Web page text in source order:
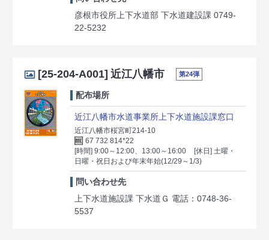
彦根市役所上下水道部 下水道建設課 0749-
22-5232
[25-204-A001] 近江八幡市 第24弾
配布場所
近江八幡市水道事業所上下水道施設課窓口
近江八幡市桜宮町214-10
67 732 814*22
[時間] 9:00～12:00、13:00～16:00
[休日] 土曜・
日曜・祝日および年末年始(12/29～1/3)
問い合わせ先
上下水道施設課 下水道Ｇ 電話：0748-36-
5537